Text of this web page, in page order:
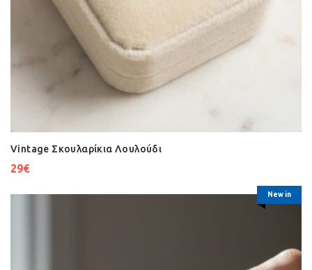
Vintage Σκουλαρίκια Λουλούδι
29€
New in